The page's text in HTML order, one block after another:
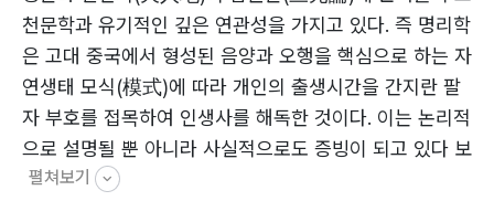
천문학과 유기적인 깊은 연관성을 가지고 있다. 즉 명리학
은 고대 중국에서 형성된 음양과 오행을 핵심으로 하는 자
연생태 모식(模式)에 따라 개인의 출생시간을 간지란 팔
자 부호를 접목하여 인생사를 해독한 것이다. 이는 논리적
으로 설명될 뿐 아니라 사실적으로도 증빙이 되고 있다 보
니 많은 이들이 미신적(迷信的) 행위로 반신반의(半信半
펼쳐보기